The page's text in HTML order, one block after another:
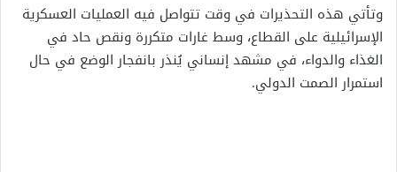
وتأتي هذه التحذيرات في وقت تتواصل فيه العمليات العسكرية
الإسرائيلية على القطاع، وسط غارات متكررة ونقص حاد في
الغذاء والدواء، في مشهد إنساني يُنذر بانفجار الوضع في حال
استمرار الصمت الدولي.